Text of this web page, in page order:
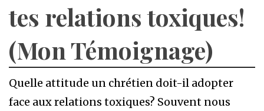
tes relations toxiques!
(Mon Témoignage)
Quelle attitude un chrétien doit-il adopter
face aux relations toxiques? Souvent nous